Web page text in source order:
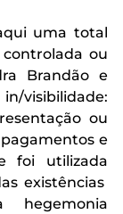
uma total
controlada ou
Brandão e
visibilidade:
ou
e
foi utilizada
existências
hegemonia